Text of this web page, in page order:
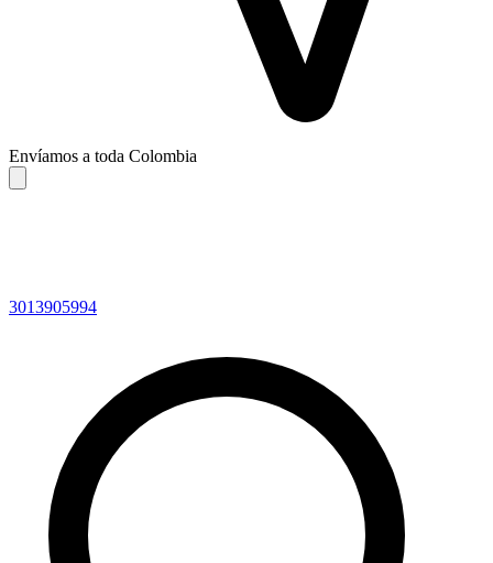
Envíamos a toda Colombia
3013905994